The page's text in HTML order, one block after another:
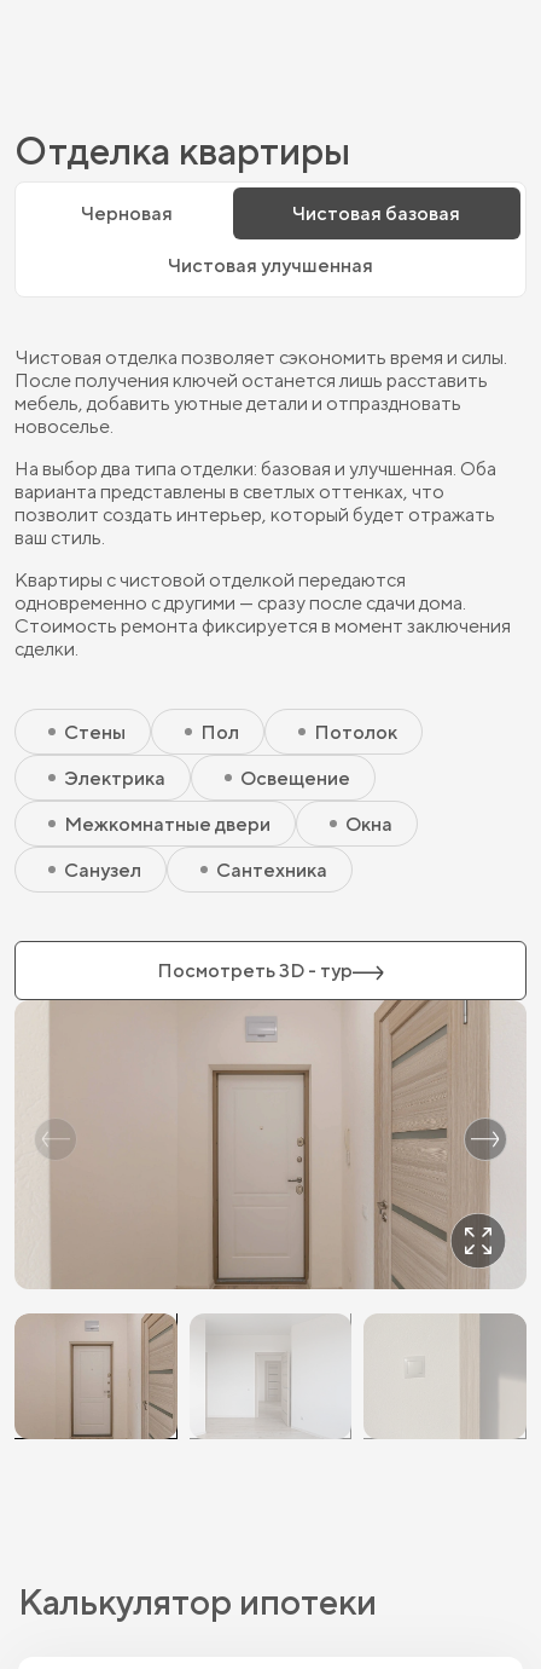
Отделка квартиры
Черновая Чистовая базовая
Чистовая улучшенная
Чистовая отделка позволяет сэкономить время и силы.
После получения ключей останется лишь расставить
мебель, добавить уютные детали и отпраздновать
новоселье.
На выбор два типа отделки: базовая и улучшенная. Оба
варианта представлены в светлых оттенках, что
позволит создать интерьер, который будет отражать
ваш стиль.
Квартиры с чистовой отделкой передаются
одновременно с другими — сразу после сдачи дома.
Стоимость ремонта фиксируется в момент заключения
сделки.
Скрытый элемент 2 - Чистовая базовая
Скрытый элемент 1 - Чистовая базовая
Стены
Пол
Потолок
Электрика
Освещение
Межкомнатные двери
Окна
Санузел
Сантехника
Посмотреть 3D - тур
Калькулятор ипотеки